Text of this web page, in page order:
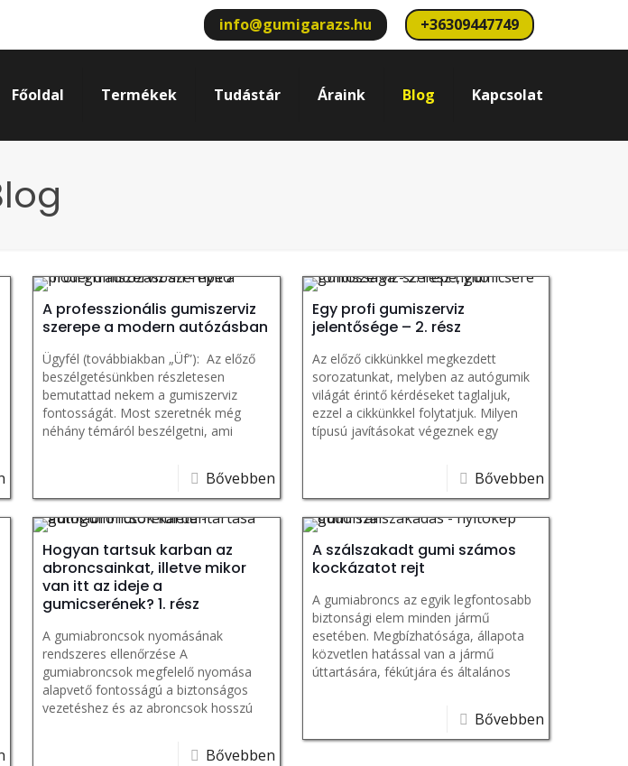
+36309447749
info@gumigarazs.hu
Főoldal Termékek Tudástár Áraink Blog Kapcsolat
A professzionális gumiszerviz
szerepe a modern autózásban
Ügyfél (továbbiakban „Üf”): Az előző
beszélgetésünkben részletesen
bemutattad nekem a gumiszerviz
fontosságát. Most szeretnék még
néhány témáról beszélgetni, ami
Bővebben
Egy profi gumiszerviz
jelentősége – 2. rész
Az előző cikkünkkel megkezdett
sorozatunkat, melyben az autógumik
világát érintő kérdéseket taglaljuk,
ezzel a cikkünkkel folytatjuk. Milyen
típusú javításokat végeznek egy
Bővebben
Hogyan tartsuk karban az
abroncsainkat, illetve mikor
van itt az ideje a
gumicserének? 1. rész
A gumiabroncsok nyomásának
rendszeres ellenőrzése A
gumiabroncsok megfelelő nyomása
alapvető fontosságú a biztonságos
vezetéshez és az abroncsok hosszú
Bővebben
A szálszakadt gumi számos
kockázatot rejt
A gumiabroncs az egyik legfontosabb
biztonsági elem minden jármű
esetében. Megbízhatósága, állapota
közvetlen hatással van a jármű
úttartására, fékútjára és általános
Bővebben